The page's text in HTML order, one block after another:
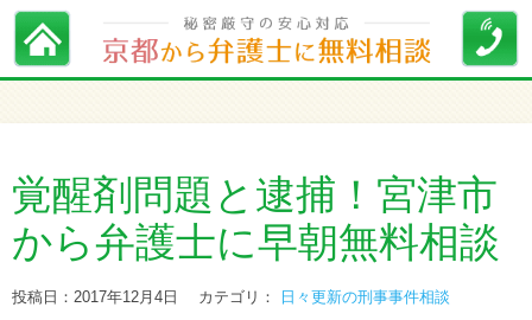
覚醒剤問題と逮捕！宮津市
から弁護士に早朝無料相談
投稿日：2017年12月4日 カテゴリ： 日々更新の刑事事件相談